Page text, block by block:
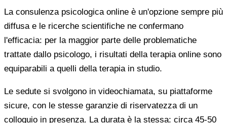
La consulenza psicologica online è un'opzione sempre più
diffusa e le ricerche scientifiche ne confermano
l'efficacia: per la maggior parte delle problematiche
trattate dallo psicologo, i risultati della terapia online sono
equiparabili a quelli della terapia in studio.
Le sedute si svolgono in videochiamata, su piattaforme
sicure, con le stesse garanzie di riservatezza di un
colloquio in presenza. La durata è la stessa: circa 45-50